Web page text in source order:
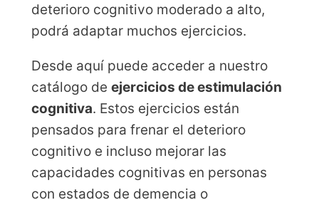
deterioro cognitivo moderado a alto,
podrá adaptar muchos ejercicios.
Desde aquí puede acceder a nuestro
catálogo de ejercicios de estimulación
cognitiva. Estos ejercicios están
pensados para frenar el deterioro
cognitivo e incluso mejorar las
capacidades cognitivas en personas
con estados de demencia o